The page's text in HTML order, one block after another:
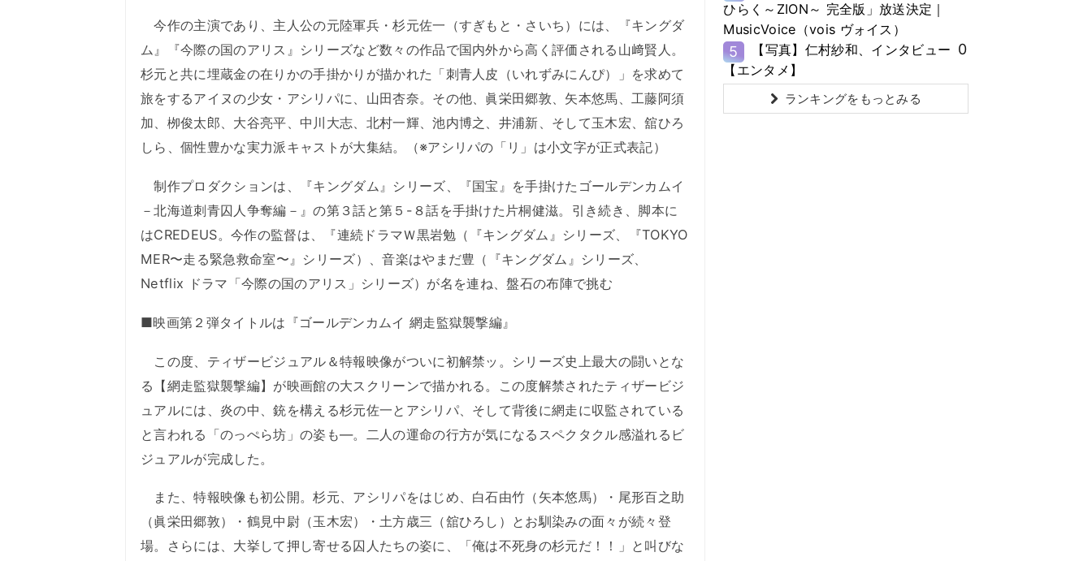
今作の主演であり、主人公の元陸軍兵・杉元佐一（すぎもと・さいち）には、『キングダ
ム』『今際の国のアリス』シリーズなど数々の作品で国内外から高く評価される山﨑賢人。
杉元と共に埋蔵金の在りかの手掛かりが描かれた「刺青人皮（いれずみにんぴ）」を求めて
旅をするアイヌの少女・アシリパに、山田杏奈。その他、眞栄田郷敦、矢本悠馬、工藤阿須
加、栁俊太郎、大谷亮平、中川大志、北村一輝、池内博之、井浦新、そして玉木宏、舘ひろ
しら、個性豊かな実力派キャストが大集結。（※アシリパの「リ」は小文字が正式表記）
制作プロダクションは、『キングダム』シリーズ、『国宝』を手掛けたゴールデンカムイ
－北海道刺青囚人争奪編－』の第３話と第５-８話を手掛けた片桐健滋。引き続き、脚本に
はCREDEUS。今作の監督は、『連続ドラマＷ黒岩勉（『キングダム』シリーズ、『TOKYO
MER〜走る緊急救命室〜』シリーズ）、音楽はやまだ豊（『キングダム』シリーズ、
Netflix ドラマ「今際の国のアリス」シリーズ）が名を連ね、盤石の布陣で挑む
■映画第２弾タイトルは『ゴールデンカムイ 網走監獄襲撃編』
この度、ティザービジュアル＆特報映像がついに初解禁ッ。シリーズ史上最大の闘いとな
る【網走監獄襲撃編】が映画館の大スクリーンで描かれる。この度解禁されたティザービジ
ュアルには、炎の中、銃を構える杉元佐一とアシリパ、そして背後に網走に収監されている
と言われる「のっぺら坊」の姿も―。二人の運命の行方が気になるスペクタクル感溢れるビ
ジュアルが完成した。
また、特報映像も初公開。杉元、アシリパをはじめ、白石由竹（矢本悠馬）・尾形百之助
（眞栄田郷敦）・鶴見中尉（玉木宏）・土方歳三（舘ひろし）とお馴染みの面々が続々登
場。さらには、大挙して押し寄せる囚人たちの姿に、「俺は不死身の杉元だ！！」と叫びな
ひらく～ZION～ 完全版」放送決定｜
MusicVoice（vois ヴォイス）
5
【写真】仁村紗和、インタビュー
【エンタメ】
0
ランキングをもっとみる